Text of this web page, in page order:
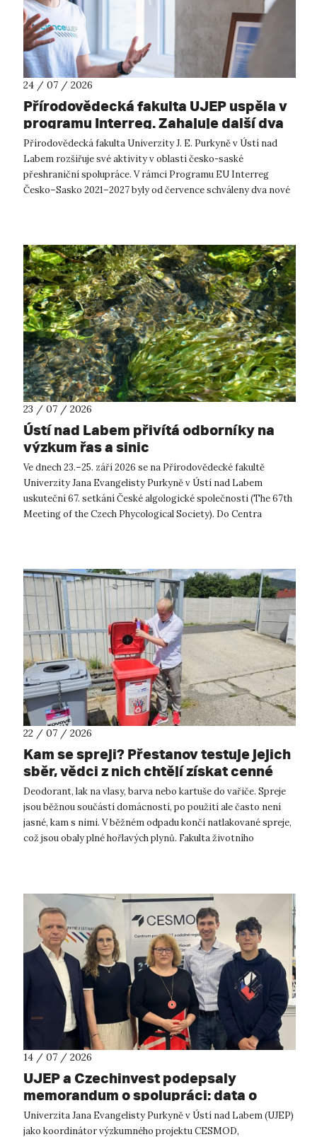
24 / 07 / 2026
Přírodovědecká fakulta UJEP uspěla v
programu Interreg. Zahajuje další dva
přeshraniční projekty se saskými
partnery
Přírodovědecká fakulta Univerzity J. E. Purkyně v Ústí nad
Labem rozšiřuje své aktivity v oblasti česko-saské
přeshraniční spolupráce. V rámci Programu EU Interreg
Česko–Sasko 2021–2027 byly od července schváleny dva nové
23 / 07 / 2026
Ústí nad Labem přivítá odborníky na
výzkum řas a sinic
Ve dnech 23.–25. září 2026 se na Přírodovědecké fakultě
Univerzity Jana Evangelisty Purkyně v Ústí nad Labem
uskuteční 67. setkání České algologické společnosti (The 67th
Meeting of the Czech Phycological Society). Do Centra
22 / 07 / 2026
Kam se spreji? Přestanov testuje jejich
sběr, vědci z nich chtějí získat cenné
kovy
Deodorant, lak na vlasy, barva nebo kartuše do vařiče. Spreje
jsou běžnou součástí domácností, po použití ale často není
jasné, kam s nimi. V běžném odpadu končí natlakované spreje,
což jsou obaly plné hořlavých plynů. Fakulta životního
14 / 07 / 2026
UJEP a Czechinvest podepsaly
memorandum o spolupráci: data o
podnikatelském prostředí posílí
výzkum CESMOD
Univerzita Jana Evangelisty Purkyně v Ústí nad Labem (UJEP)
jako koordinátor výzkumného projektu CESMOD,